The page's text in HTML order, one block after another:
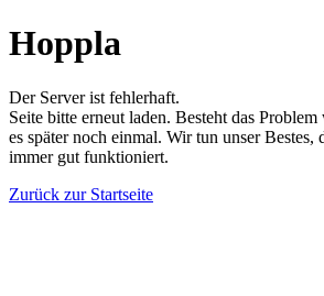
Hoppla
Der Server ist fehlerhaft.
Seite bitte erneut laden. Besteht das
es später noch einmal. Wir tun unser Bestes,
immer gut funktioniert.
Zurück zur Startseite